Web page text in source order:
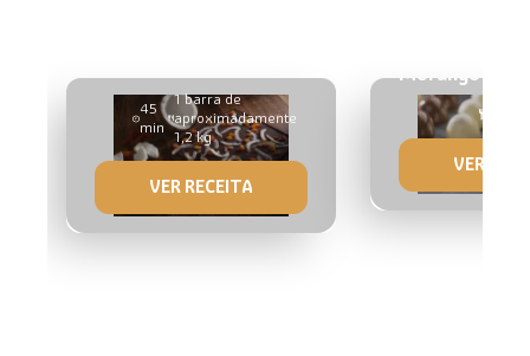
45
min
1 barra de
aproximadamente
1,2 kg
VER RECEITA
Morango
VER